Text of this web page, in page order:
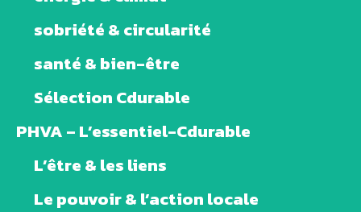
sobriété & circularité
santé & bien-être
Sélection Cdurable
PHVA – L’essentiel-Cdurable
L’être & les liens
Le pouvoir & l’action locale